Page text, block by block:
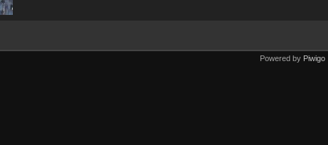
Powered by Piwigo